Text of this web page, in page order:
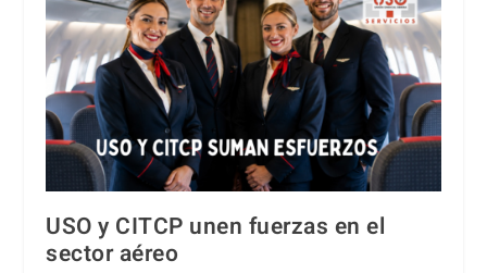
USO y CITCP unen fuerzas en el
sector aéreo